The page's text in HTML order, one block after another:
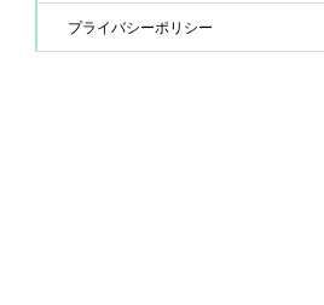
プライバシーポリシー